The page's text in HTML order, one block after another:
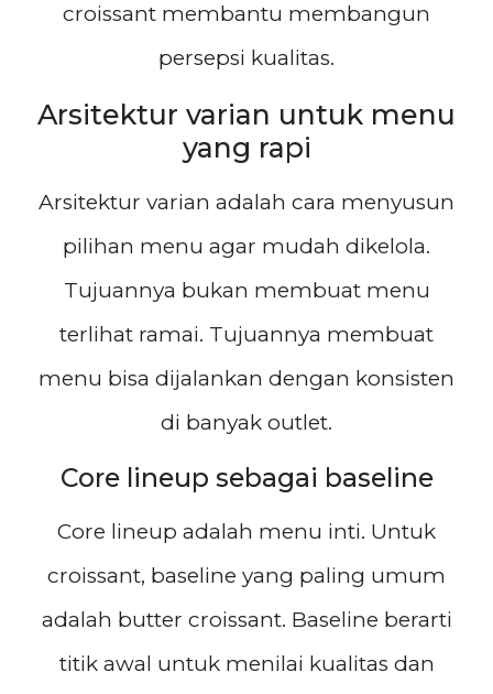
croissant membantu membangun
persepsi kualitas.
Arsitektur varian untuk menu
yang rapi
Arsitektur varian adalah cara menyusun
pilihan menu agar mudah dikelola.
Tujuannya bukan membuat menu
terlihat ramai. Tujuannya membuat
menu bisa dijalankan dengan konsisten
di banyak outlet.
Core lineup sebagai baseline
Core lineup adalah menu inti. Untuk
croissant, baseline yang paling umum
adalah butter croissant. Baseline berarti
titik awal untuk menilai kualitas dan